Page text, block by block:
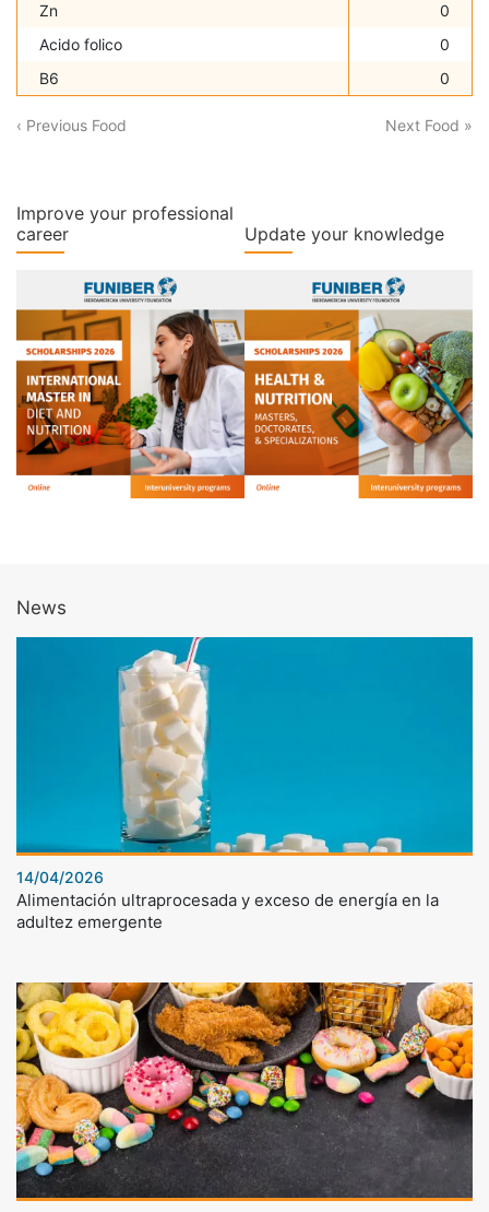
Zn
0
Acido folico
0
B6
0
‹ Previous Food Next Food »
Improve your professional
career
Update your knowledge
News
14/04/2026
Alimentación ultraprocesada y exceso de energía en la
adultez emergente